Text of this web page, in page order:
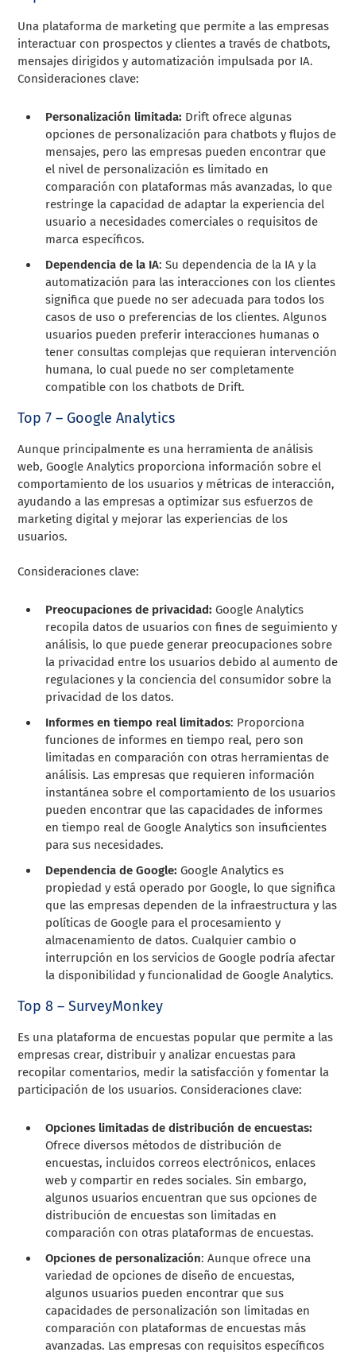
Una plataforma de marketing que permite a las empresas
interactuar con prospectos y clientes a través de chatbots,
mensajes dirigidos y automatización impulsada por IA.
Consideraciones clave:
Personalización limitada: Drift ofrece algunas
opciones de personalización para chatbots y flujos de
mensajes, pero las empresas pueden encontrar que
el nivel de personalización es limitado en
comparación con plataformas más avanzadas, lo que
restringe la capacidad de adaptar la experiencia del
usuario a necesidades comerciales o requisitos de
marca específicos.
Dependencia de la IA: Su dependencia de la IA y la
automatización para las interacciones con los clientes
significa que puede no ser adecuada para todos los
casos de uso o preferencias de los clientes. Algunos
usuarios pueden preferir interacciones humanas o
tener consultas complejas que requieran intervención
humana, lo cual puede no ser completamente
compatible con los chatbots de Drift.
Top 7 – Google Analytics
Aunque principalmente es una herramienta de análisis
web, Google Analytics proporciona información sobre el
comportamiento de los usuarios y métricas de interacción,
ayudando a las empresas a optimizar sus esfuerzos de
marketing digital y mejorar las experiencias de los
usuarios.
Consideraciones clave:
Preocupaciones de privacidad:Google Analytics
recopila datos de usuarios con fines de seguimiento y
análisis, lo que puede generar preocupaciones sobre
la privacidad entre los usuarios debido al aumento de
regulaciones y la conciencia del consumidor sobre la
privacidad de los datos.
Informes en tiempo real limitados: Proporciona
funciones de informes en tiempo real, pero son
limitadas en comparación con otras herramientas de
análisis. Las empresas que requieren información
instantánea sobre el comportamiento de los usuarios
pueden encontrar que las capacidades de informes
en tiempo real de Google Analytics son insuficientes
para sus necesidades.
Dependencia de Google: Google Analytics es
propiedad y está operado por Google, lo que significa
que las empresas dependen de la infraestructura y las
políticas de Google para el procesamiento y
almacenamiento de datos. Cualquier cambio o
interrupción en los servicios de Google podría afectar
la disponibilidad y funcionalidad de Google Analytics.
Top 8 – SurveyMonkey
Es una plataforma de encuestas popular que permite a las
empresas crear, distribuir y analizar encuestas para
recopilar comentarios, medir la satisfacción y fomentar la
participación de los usuarios. Consideraciones clave:
Opciones limitadas de distribución de encuestas:
Ofrece diversos métodos de distribución de
encuestas, incluidos correos electrónicos, enlaces
web y compartir en redes sociales. Sin embargo,
algunos usuarios encuentran que sus opciones de
distribución de encuestas son limitadas en
comparación con otras plataformas de encuestas.
Opciones de personalización: Aunque ofrece una
variedad de opciones de diseño de encuestas,
algunos usuarios pueden encontrar que sus
capacidades de personalización son limitadas en
comparación con plataformas de encuestas más
avanzadas. Las empresas con requisitos específicos